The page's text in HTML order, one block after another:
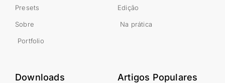
Presets
Sobre
Portfolio
Edição
Na prática
Downloads Artigos Populares